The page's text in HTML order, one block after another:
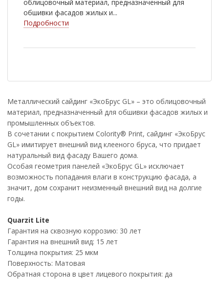
облицовочный материал, предназначенный для
обшивки фасадов жилых и...
Подробности
Металлический сайдинг «ЭкоБрус GL» – это облицовочный
материал, предназначенный для обшивки фасадов жилых и
промышленных объектов.
В сочетании с покрытием Colority® Print, сайдинг «ЭкоБрус
GL» имитирует внешний вид клееного бруса, что придает
натуральный вид фасаду Вашего дома.
Особая геометрия панелей «ЭкоБрус GL» исключает
возможность попадания влаги в конструкцию фасада, а
значит, дом сохранит неизменный внешний вид на долгие
годы.
Quarzit Lite
Гарантия на сквозную коррозию: 30 лет
Гарантия на внешний вид: 15 лет
Толщина покрытия: 25 мкм
Поверхность: Матовая
Обратная сторона в цвет лицевого покрытия: да